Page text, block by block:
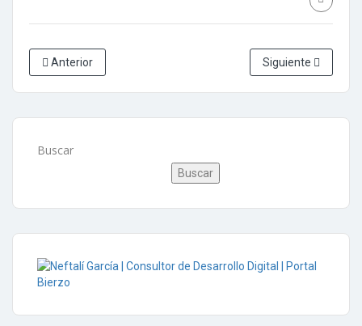
Anterior Siguiente
Buscar
Buscar